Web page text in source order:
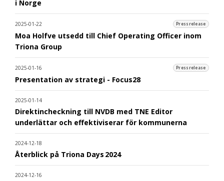
i Norge
2025-01-22 Pressrelease
Moa Holfve utsedd till Chief Operating Officer inom
Triona Group
2025-01-16 Pressrelease
Presentation av strategi - Focus28
2025-01-14
Direktincheckning till NVDB med TNE Editor
underlättar och effektiviserar för kommunerna
2024-12-18
Återblick på Triona Days 2024
2024-12-16